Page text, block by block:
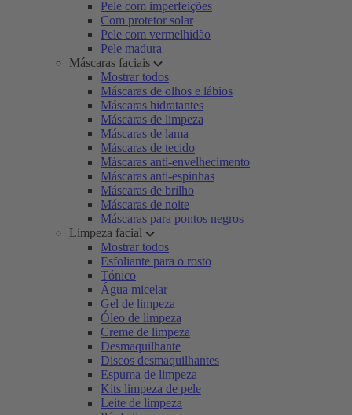
Pele com imperfeições
Com protetor solar
Pele com vermelhidão
Pele madura
Máscaras faciais
Mostrar todos
Máscaras de olhos e lábios
Máscaras hidratantes
Máscaras de limpeza
Máscaras de lama
Máscaras de tecido
Máscaras anti-envelhecimento
Máscaras anti-espinhas
Máscaras de brilho
Máscaras de noite
Máscaras para pontos negros
Limpeza facial
Mostrar todos
Esfoliante para o rosto
Tónico
Água micelar
Gel de limpeza
Óleo de limpeza
Creme de limpeza
Desmaquilhante
Discos desmaquilhantes
Espuma de limpeza
Kits limpeza de pele
Leite de limpeza